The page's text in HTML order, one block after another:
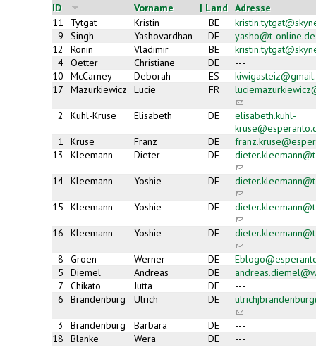
ID
Vorname
| Land Adresse
11
Tytgat Kristin BE
9
Singh Yashovardhan DE yasho@t-online.de
12 Ronin Vladimir BE
4 Oetter Christiane DE
---
10
McCarney Deborah ES
17
Mazurkiewicz Lucie FR
(link
sends
e-
mail)
2 Kuhl-Kruse Elisabeth DE
elisabeth.kuhl-
1
Kruse Franz DE
13
Kleemann Dieter DE
(link
sends
e-
mail)
14 Kleemann Yoshie DE
(link
sends
e-
mail)
15 Kleemann Yoshie DE
(link
sends
e-
mail)
16 Kleemann Yoshie DE
(link
sends
e-
mail)
8 Groen Werner DE
5
Diemel Andreas DE
7
Chikato Jutta DE
---
6
Brandenburg Ulrich DE
(link
sends
e-
3 Brandenburg Barbara DE
---
18
Blanke Wera DE ---